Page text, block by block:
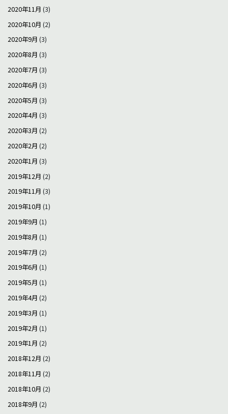
2020年11月 (3)
2020年10月 (2)
2020年9月 (3)
2020年8月 (3)
2020年7月 (3)
2020年6月 (3)
2020年5月 (3)
2020年4月 (3)
2020年3月 (2)
2020年2月 (2)
2020年1月 (3)
2019年12月 (2)
2019年11月 (3)
2019年10月 (1)
2019年9月 (1)
2019年8月 (1)
2019年7月 (2)
2019年6月 (1)
2019年5月 (1)
2019年4月 (2)
2019年3月 (1)
2019年2月 (1)
2019年1月 (2)
2018年12月 (2)
2018年11月 (2)
2018年10月 (2)
2018年9月 (2)